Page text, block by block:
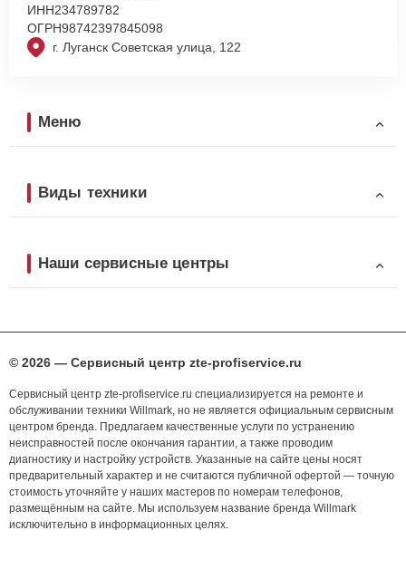
г. Луганск Советская улица, 122
ИНН234789782
ОГРН98742397845098
Меню
Виды техники
Наши сервисные центры
© 2026 — Сервисный центр zte-profiservice.ru
Сервисный центр zte-profiservice.ru специализируется на ремонте и
обслуживании техники Willmark, но не является официальным сервисным
центром бренда. Предлагаем качественные услуги по устранению
неисправностей после окончания гарантии, а также проводим
диагностику и настройку устройств. Указанные на сайте цены носят
предварительный характер и не считаются публичной офертой — точную
стоимость уточняйте у наших мастеров по номерам телефонов,
размещённым на сайте. Мы используем название бренда Willmark
исключительно в информационных целях.